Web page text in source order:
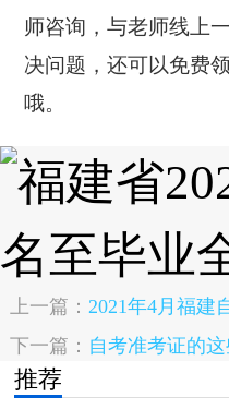
师咨询，与老师线上
决问题，还可以免费
哦。
上一篇：2021年4月福建
下一篇： 自考准考证的
推荐